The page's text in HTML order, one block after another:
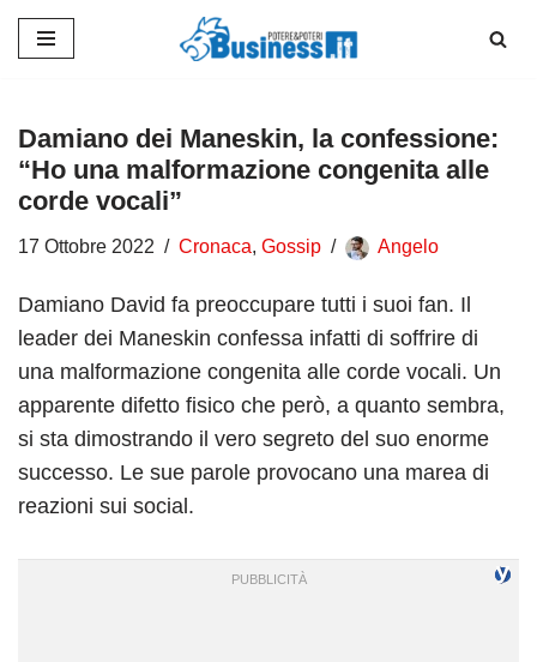
contenuto
Damiano dei Maneskin, la confessione:
“Ho una malformazione congenita alle
corde vocali”
17 Ottobre 2022 Cronaca, Gossip Angelo
Damiano David fa preoccupare tutti i suoi fan. Il
leader dei Maneskin confessa infatti di soffrire di
una malformazione congenita alle corde vocali. Un
apparente difetto fisico che però, a quanto sembra,
si sta dimostrando il vero segreto del suo enorme
successo. Le sue parole provocano una marea di
reazioni sui social.